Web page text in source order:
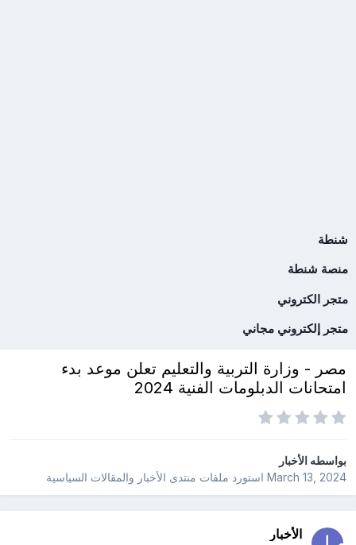
شنطة
منصة شنطة
متجر الكتروني
متجر إلكتروني مجاني
مصر - وزارة التربية والتعليم تعلن موعد بدء
امتحانات الدبلومات الفنية 2024
بواسطهالأخبار
March 13, 2024استورد ملفات منتدى الأخبار والمقالات السياسية
الأخبار